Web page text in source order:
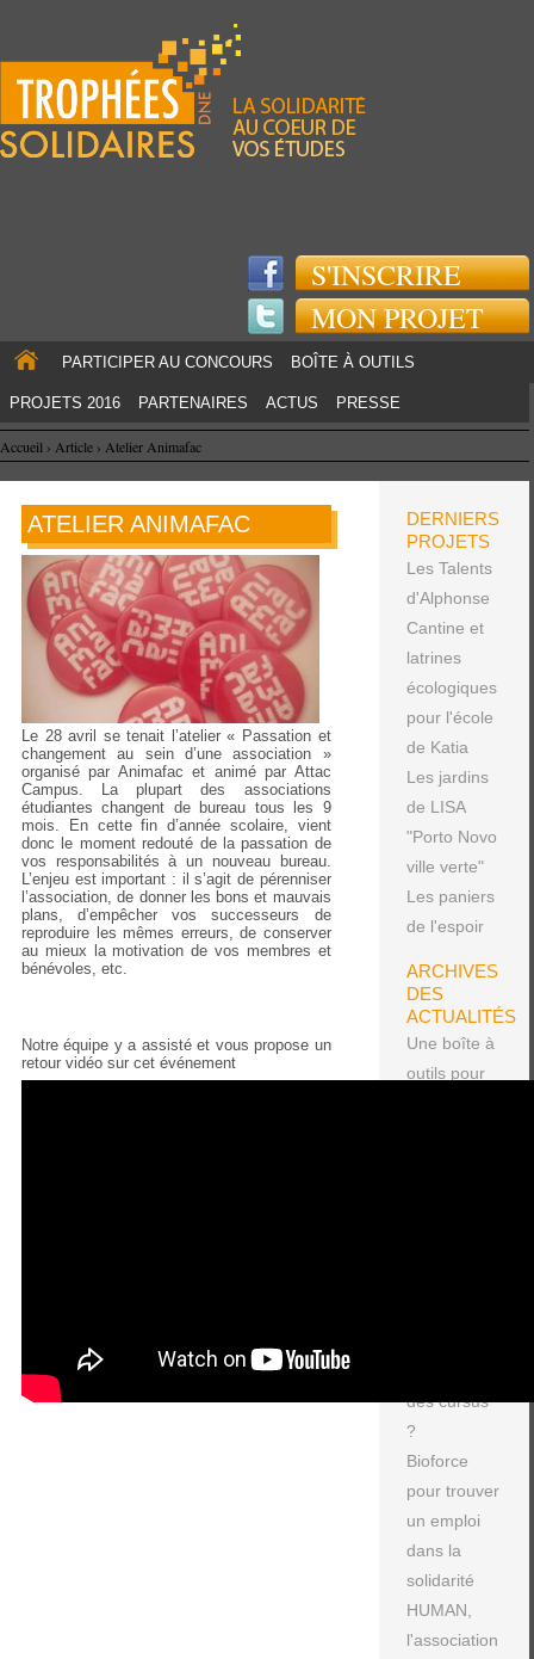
S'INSCRIRE
MON PROJET
PARTICIPER AU CONCOURS BOÎTE À OUTILS
PROJETS 2016 PARTENAIRES ACTUS PRESSE
Accueil › Article › Atelier Animafac
ATELIER ANIMAFAC
Le 28 avril se tenait l’atelier « Passation et
changement au sein d’une association »
organisé par Animafac et animé par Attac
Campus. La plupart des associations
étudiantes changent de bureau tous les 9
mois. En cette fin d’année scolaire, vient
donc le moment redouté de la passation de
vos responsabilités à un nouveau bureau.
L’enjeu est important : il s’agit de pérenniser
l’association, de donner les bons et mauvais
plans, d’empêcher vos successeurs de
reproduire les mêmes erreurs, de conserver
au mieux la motivation de vos membres et
bénévoles, etc.
Notre équipe y a assisté et vous propose un
retour vidéo sur cet événement
DERNIERS
PROJETS
Les Talents
d'Alphonse
Cantine et
latrines
écologiques
pour l'école
de Katia
Les jardins
de LISA
"Porto Novo
ville verte"
Les paniers
de l'espoir
ARCHIVES
DES
ACTUALITÉS
Une boîte à
outils pour
des cursus
?
Bioforce
pour trouver
un emploi
dans la
solidarité
HUMAN,
l'association